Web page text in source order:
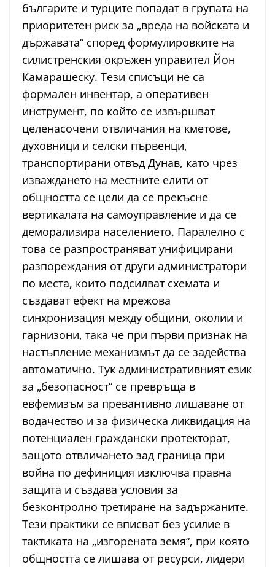
българите и турците попадат в групата на
приоритетен риск за „вреда на войската и
държавата“ според формулировките на
силистренския окръжен управител Йон
Камарашеску. Тези списъци не са
формален инвентар, а оперативен
инструмент, по който се извършват
целенасочени отвличания на кметове,
духовници и селски първенци,
транспортирани отвъд Дунав, като чрез
изваждането на местните елити от
общността се цели да се прекъсне
вертикалата на самоуправление и да се
деморализира населението. Паралелно с
това се разпространяват унифицирани
разпореждания от други администратори
по места, които подсилват схемата и
създават ефект на мрежова
синхронизация между общини, околии и
гарнизони, така че при първи признак на
настъпление механизмът да се задейства
автоматично. Тук административният език
за „безопасност“ се превръща в
евфемизъм за превантивно лишаване от
водачество и за физическа ликвидация на
потенциален граждански протекторат,
защото отвличането зад граница при
война по дефиниция изключва правна
защита и създава условия за
безконтролно третиране на задържаните.
Тези практики се вписват без усилие в
тактиката на „изгорената земя“, при която
общността се лишава от ресурси, лидери